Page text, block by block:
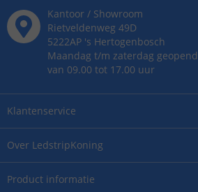
Over LedstripKoning
Product informatie
Klantenservice
Kantoor / Showroom
Rietveldenweg 49D
5222AP 's Hertogenbosch
Maandag t/m zaterdag geopend
van 09.00 tot 17.00 uur